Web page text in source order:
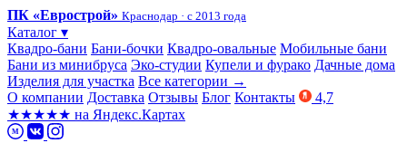
ПК «Еврострой» Краснодар · с 2013 года
Каталог ▾
Квадро-бани Бани-бочки Квадро-овальные Мобильные бани
Бани из минибруса Эко-студии Купели и фурако Дачные дома
Изделия для участка Все категории →
О компании Доставка Отзывы Блог Контакты
4,7
★★★★★ на Яндекс.Картах
M